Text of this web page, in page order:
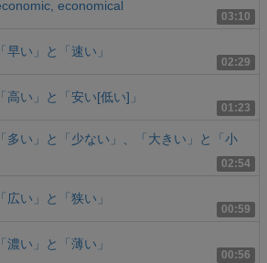
03:10
economical
02:29
い」と「速い」
01:23
い」と「安い[低い]」
02:54
多い」と「少ない」、「大きい」と「小
00:59
い」と「狭い」
00:56
い」と「薄い」